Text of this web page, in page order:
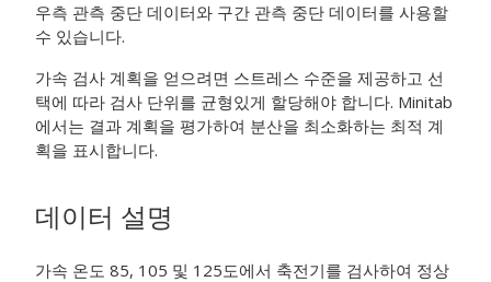
우측 관측 중단 데이터와 구간 관측 중단 데이터를 사용할
수 있습니다.
가속 검사 계획을 얻으려면 스트레스 수준을 제공하고 선
택에 따라 검사 단위를 균형있게 할당해야 합니다. Minitab
에서는 결과 계획을 평가하여 분산을 최소화하는 최적 계
획을 표시합니다.
데이터 설명
가속 온도 85, 105 및 125도에서 축전기를 검사하여 정상